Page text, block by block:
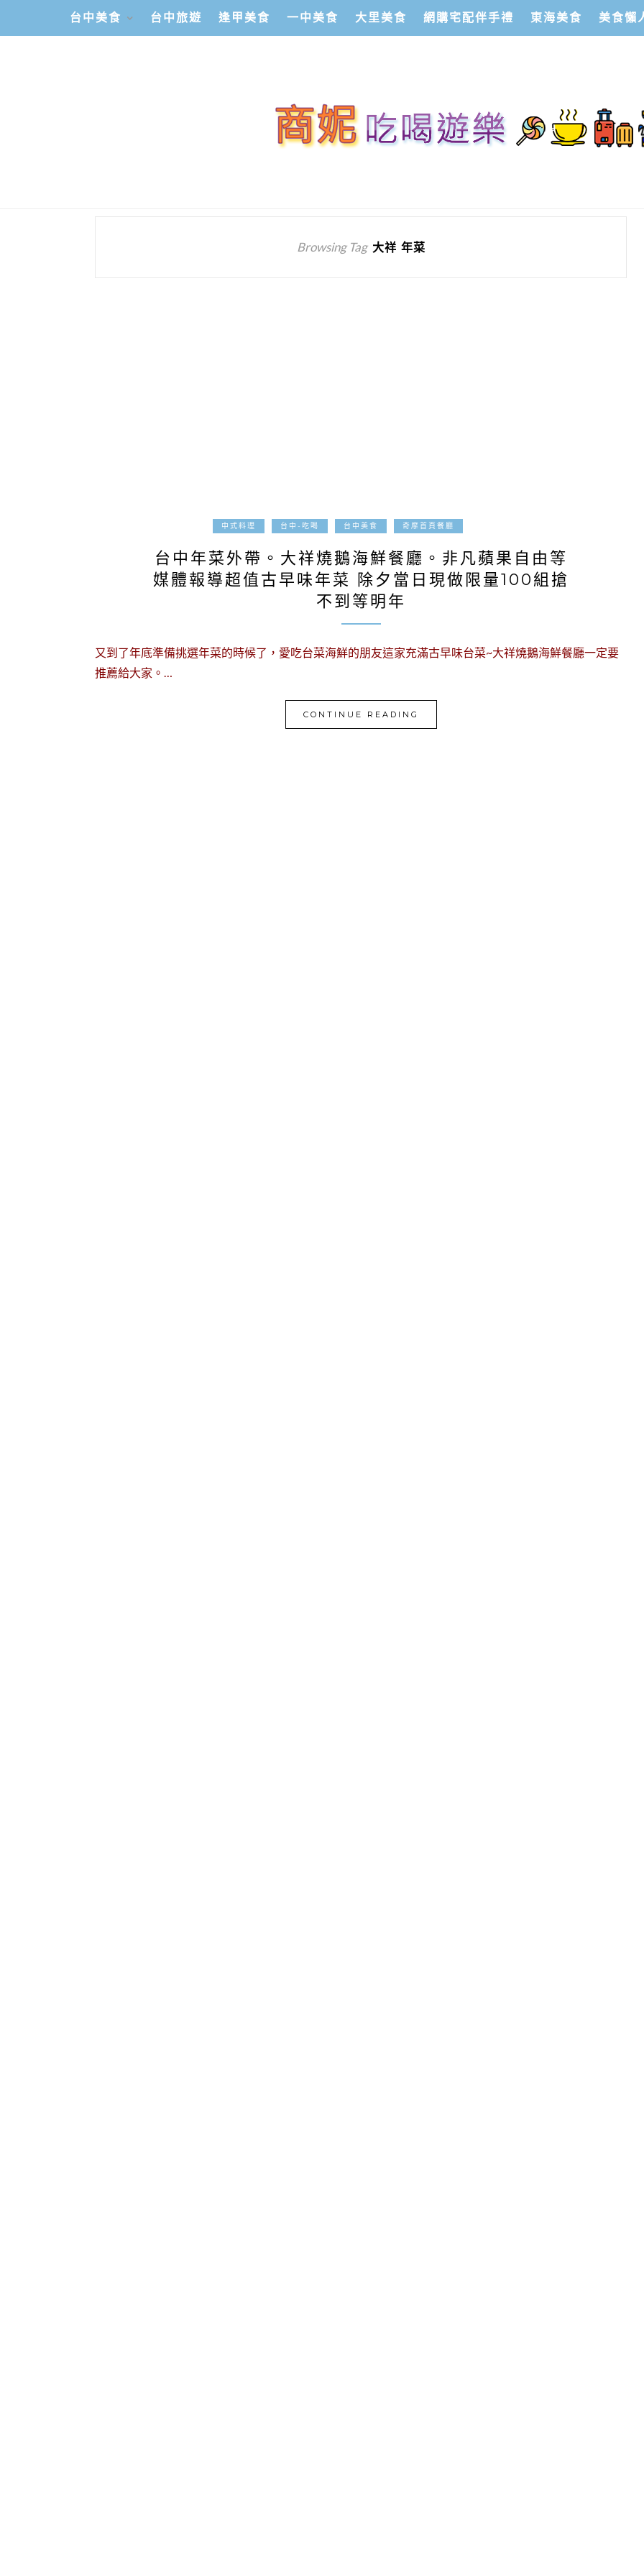
台中美食 台中旅遊 逢甲美食 一中美食 大里美食 網購宅配伴手禮 東海美食 美食懶
Browsing Tag 大祥 年菜
中式料理 台中-吃喝 台中美食 奇摩首頁餐廳
台中年菜外帶。大祥燒鵝海鮮餐廳。非凡蘋果自由等
媒體報導超值古早味年菜 除夕當日現做限量100組搶
不到等明年
又到了年底準備挑選年菜的時候了，愛吃台菜海鮮的朋友這家充滿古早味台菜~大祥燒鵝海鮮餐廳一定要
推薦給大家。…
CONTINUE READING